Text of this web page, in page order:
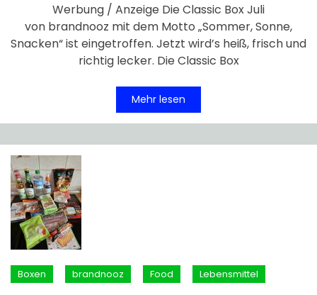
Werbung / Anzeige Die Classic Box Juli
von brandnooz mit dem Motto „Sommer, Sonne,
Snacken“ ist eingetroffen. Jetzt wird’s heiß, frisch und
richtig lecker. Die Classic Box
Mehr lesen
Boxen brandnooz Food Lebensmittel